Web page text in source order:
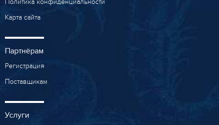
Политика конфиденциальности
Карта сайта
Партнёрам
Регистрация
Поставщикам
Услуги